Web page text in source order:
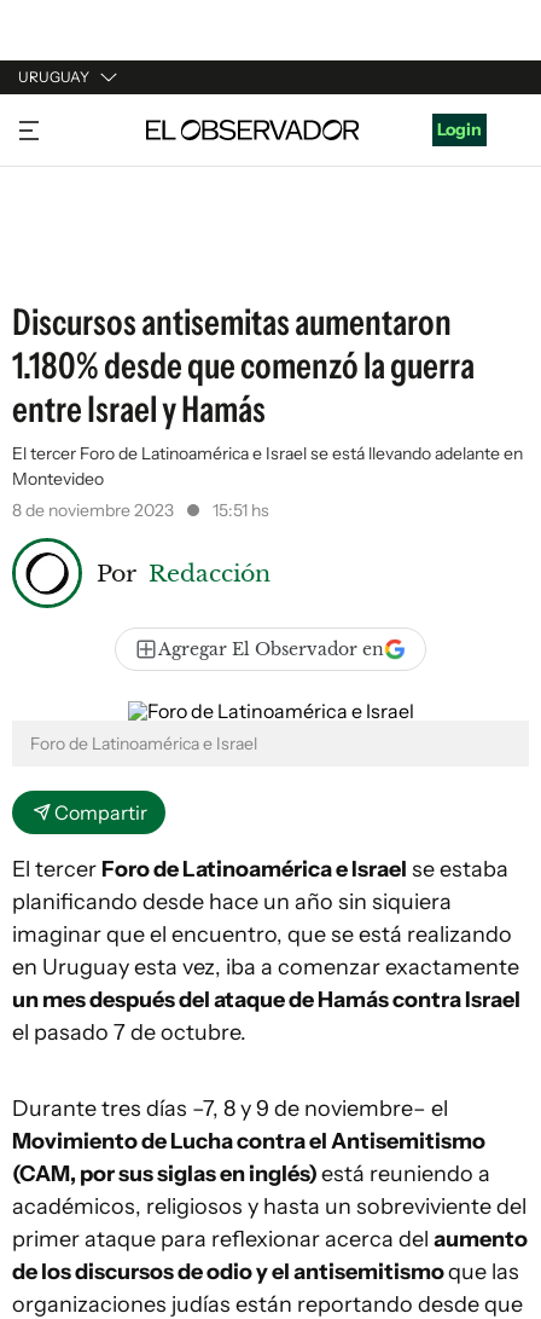
URUGUAY
URUGUAY
ARGENTINA
Login
Discursos antisemitas aumentaron
1.180% desde que comenzó la guerra
entre Israel y Hamás
El tercer Foro de Latinoamérica e Israel se está llevando adelante en
Montevideo
8 de noviembre 2023
15:51 hs
Por Redacción
Agregar El Observador en
Foro de Latinoamérica e Israel
Compartir
El tercer Foro de Latinoamérica e Israel se estaba
planificando desde hace un año sin siquiera
imaginar que el encuentro, que se está realizando
en Uruguay esta vez, iba a comenzar exactamente
un mes después del ataque de Hamás contra Israel
el pasado 7 de octubre.
Durante tres días –7, 8 y 9 de noviembre– el
Movimiento de Lucha contra el Antisemitismo
(CAM, por sus siglas en inglés)está reuniendo a
académicos, religiosos y hasta un sobreviviente del
primer ataque para reflexionar acerca del aumento
de los discursos de odio y el antisemitismoque las
organizaciones judías están reportando desde que